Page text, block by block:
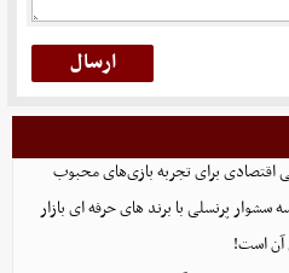
پرنسلی با برند های حرفه ای بازار
آن است!